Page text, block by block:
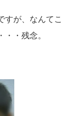
すが、なんてこ
・残念。